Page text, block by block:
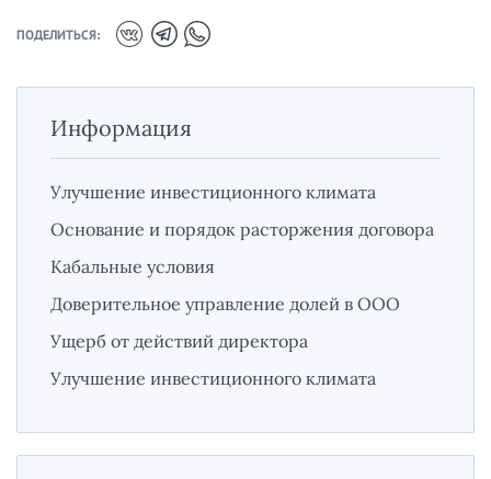
ПОДЕЛИТЬСЯ:
Информация
Улучшение инвестиционного климата
Основание и порядок расторжения договора
Кабальные условия
Доверительное управление долей в ООО
Ущерб от действий директора
Улучшение инвестиционного климата